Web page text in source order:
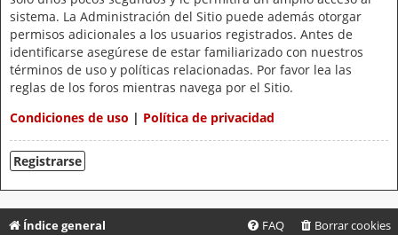
sistema. La Administración del Sitio puede además otorgar
permisos adicionales a los usuarios registrados. Antes de
identificarse asegúrese de estar familiarizado con nuestros
términos de uso y políticas relacionadas. Por favor lea las
reglas de los foros mientras navega por el Sitio.
Condiciones de uso | Política de privacidad
Registrarse
Índice general Borrar cookies
FAQ